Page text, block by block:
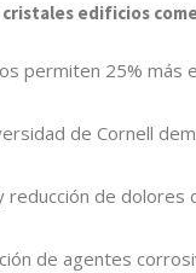
edificios
permiten 25% más
de Cornell
reducción de dolores
de agentes